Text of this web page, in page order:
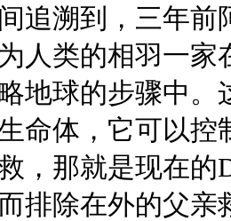
溯到，三年前
类的相羽一家
地球的步骤中。
命体，它可以
，那就是现在的
排除在外的父亲